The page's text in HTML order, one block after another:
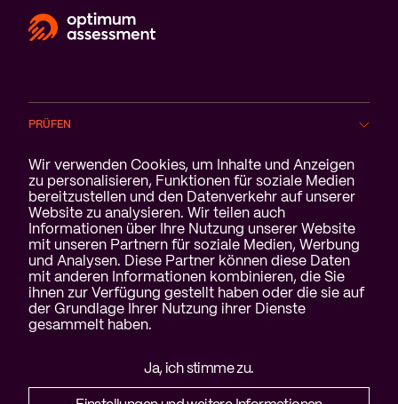
Cookie-Benachrichtigung
Wir verwenden Cookies, um Inhalte und Anzeigen
zu personalisieren, Funktionen für soziale Medien
bereitzustellen und den Datenverkehr auf unserer
Website zu analysieren. Wir teilen auch
Informationen über Ihre Nutzung unserer Website
mit unseren Partnern für soziale Medien, Werbung
und Analysen. Diese Partner können diese Daten
mit anderen Informationen kombinieren, die Sie
ihnen zur Verfügung gestellt haben oder die sie auf
der Grundlage Ihrer Nutzung ihrer Dienste
gesammelt haben.
Ja, ich stimme zu.
PRÜFEN
BRANCHEN
SERVICE
ÜBER UNS
Haftungsausschluss &
Datenschutzerklärung
Cookies